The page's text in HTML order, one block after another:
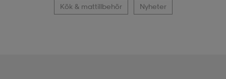
Kök & mattillbehör Nyheter